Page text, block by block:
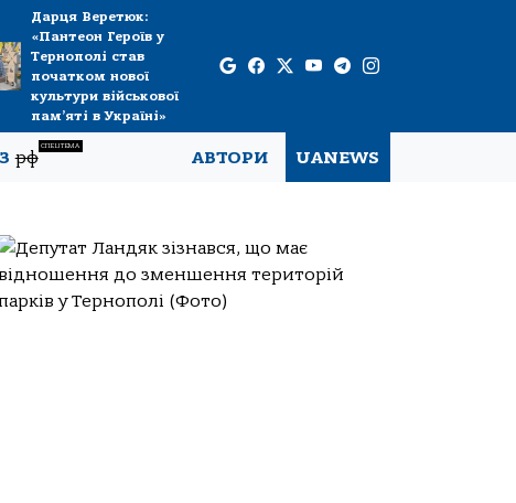
Дарця Веретюк:
«Пантеон Героїв у
Тернополі став
початком нової
культури військової
пам’яті в Україні»
рф
СПЕЦТЕМА
АВТОРИ UANEWS